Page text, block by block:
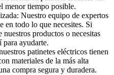
menor tiempo posible.
Nuestro equipo de expertos
en todo lo que necesites. Si
nuestros productos o necesitas
para ayudarte.
patinetes eléctricos tienen
materiales de la más alta
compra segura y duradera.